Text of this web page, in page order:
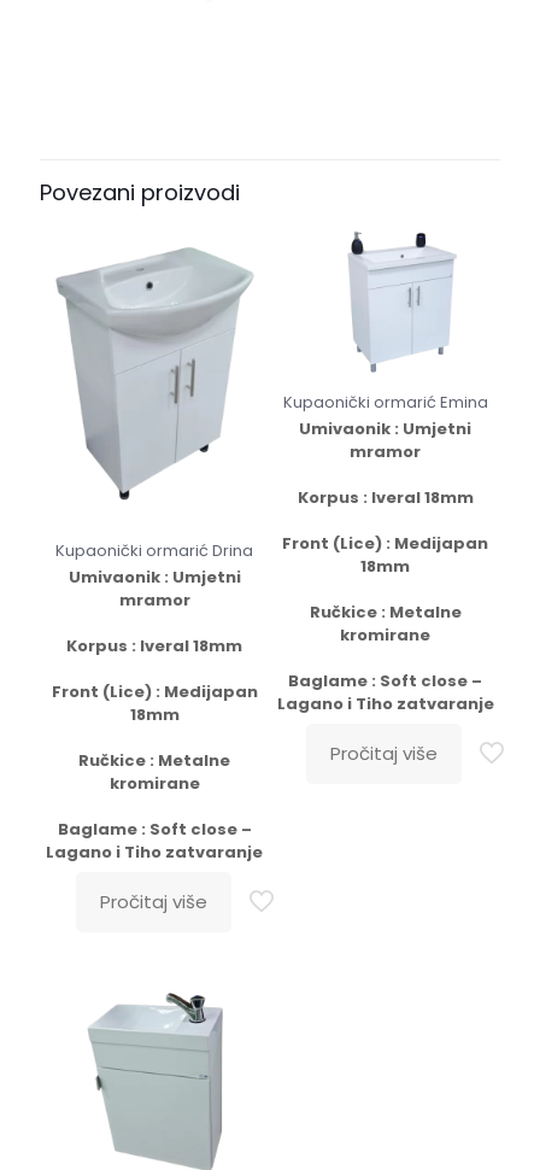
Povezani proizvodi
Kupaonički ormarić Drina
Umivaonik : Umjetni
mramor
Korpus : Iveral 18mm
Front (Lice) : Medijapan
18mm
Ručkice : Metalne
kromirane
Baglame : Soft close –
Lagano i Tiho zatvaranje
Pročitaj više
Kupaonički ormarić Emina
Umivaonik : Umjetni
mramor
Korpus : Iveral 18mm
Front (Lice) : Medijapan
18mm
Ručkice : Metalne
kromirane
Baglame : Soft close –
Lagano i Tiho zatvaranje
Pročitaj više